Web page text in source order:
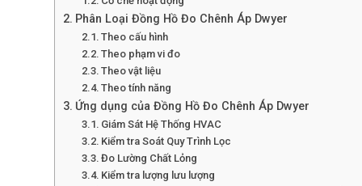
Phân Loại Đồng Hồ Đo Chênh Áp Dwyer
Theo cấu hình
Theo phạm vi đo
Theo vật liệu
Theo tính năng
Ứng dụng của Đồng Hồ Đo Chênh Áp Dwyer
Giám Sát Hệ Thống HVAC
Kiểm tra Soát Quy Trình Lọc
Đo Lường Chất Lỏng
Kiểm tra lượng lưu lượng